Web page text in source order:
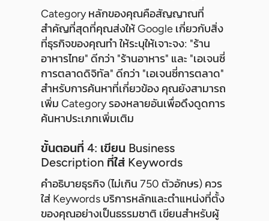
Category หลักของคุณคือสัญญาณที่
สำคัญที่สุดที่คุณส่งให้ Google เกี่ยวกับสิ่ง
ที่ธุรกิจของคุณทำ ให้ระบุให้เจาะจง: "ร้าน
อาหารไทย" ดีกว่า "ร้านอาหาร" และ "เอเจนซี่
การตลาดดิจิทัล" ดีกว่า "เอเจนซี่การตลาด"
สำหรับการค้นหาที่เกี่ยวข้อง คุณยังสามารถ
เพิ่ม Category รองหลายอันเพื่อดึงดูดการ
ค้นหาประเภทเพิ่มเติม
ขั้นตอนที่ 4: เขียน Business
Description ที่ใส่ Keywords
คำอธิบายธุรกิจ (ไม่เกิน 750 ตัวอักษร) ควร
ใส่ Keywords บริการหลักและตำแหน่งที่ตั้ง
ของคุณอย่างเป็นธรรมชาติ เขียนสำหรับผู้